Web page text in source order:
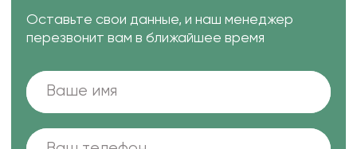
Оставьте свои данные, и наш менеджер
перезвонит вам в ближайшее время